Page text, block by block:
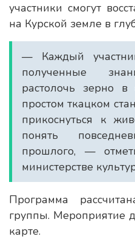
участники смогут
на Курской земле в
— Каждый
полученные
растолочь зерно в
простом ткацком
прикоснуться к
понять
прошлого, —
министерстве
Программа
группы. Мероприятие
карте.